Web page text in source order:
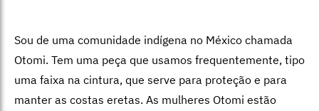
Sou de uma comunidade indígena no México chamada
Otomi. Tem uma peça que usamos frequentemente, tipo
uma faixa na cintura, que serve para proteção e para
manter as costas eretas. As mulheres Otomi estão